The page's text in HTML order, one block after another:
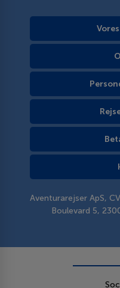
Aventurarejser ApS,
Boulevard 5,